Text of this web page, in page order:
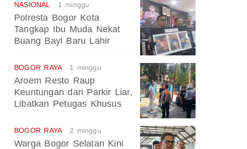
NASIONAL 1 minggu
Polresta Bogor Kota
Tangkap Ibu Muda Nekat
Buang Bayi Baru Lahir
BOGOR RAYA 1 minggu
Aroem Resto Raup
Keuntungan dari Parkir Liar,
Libatkan Petugas Khusus
BOGOR RAYA 2 minggu
Warga Bogor Selatan Kini